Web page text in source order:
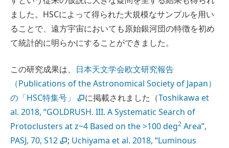
ました。HSCによって得られた大規模なサンプルを用い
ることで、遠方宇宙においても原始銀河団の特徴を初め
て統計的に明らかにすることができました。
この研究成果は、 日本天文学会欧文研究報告
（Publications of the Astronomical Society of Japan）
の「HSC特集号」
に掲載されました（Toshikawa et
al. 2018, “GOLDRUSH. III. A Systematic Search of
Protoclusters at z~4 Based on the >100 deg2 Area”,
PASJ, 70, S12
; Uchiyama et al. 2018, “Luminous